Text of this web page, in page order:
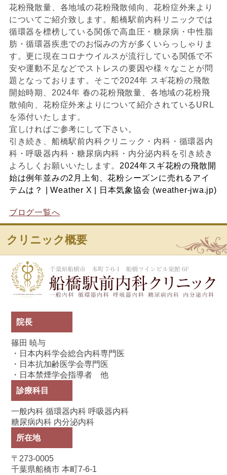
花粉飛散量、各地域の花粉飛散傾向、花粉症外来より
についてご紹介致します。船橋駅前内科リニックでは
循環器を標榜している関係で高血圧・糖尿病・中性脂
肪・循環器疾患でのお悩みの方が多くいらっしゃりま
す。更に現在コロナウイルスが流行している関係で不
安や運動不足などでストレスの要因や様々なことが問
題となっております。そこで2024年 スギ花粉の飛散
開始時期、2024年 春の花粉飛散量、各地域の花粉飛
散傾向、花粉症外来よりについて紹介されているURL
を添付いたします。
宜しければご参考にして下さい。
引き続き、船橋駅前内科クリニック・内科・循環器内
科・呼吸器内科・糖尿病内科・内分泌内科を引き続き
よろしくお願いいたします。 2024年スギ花粉の飛散開
始は例年並みの2月上旬、花粉シーズンに売れるアイ
テムは？ | Weather X | 日本気象協会 (weather-jwa.jp)
ブログ一覧へ
クリニック概要
院長
篠田 暁与
・日本内科学会総合内科専門医
・日本抗加齢医学会専門医
・日本禁煙学会指導者 他
診療科目
一般内科 循環器内科 呼吸器内科
糖尿病内科 内分泌内科
所在地
〒273-0005
千葉県船橋市 本町7-6-1